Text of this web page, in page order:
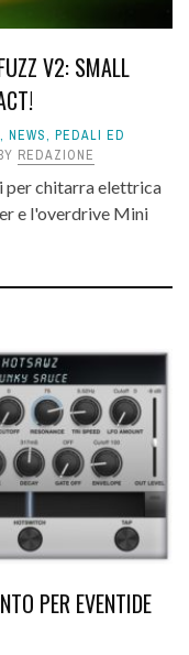
V2: SMALL
, NEWS, PEDALI ED
REDAZIONE
per chitarra elettrica
e l'overdrive Mini
PER EVENTIDE